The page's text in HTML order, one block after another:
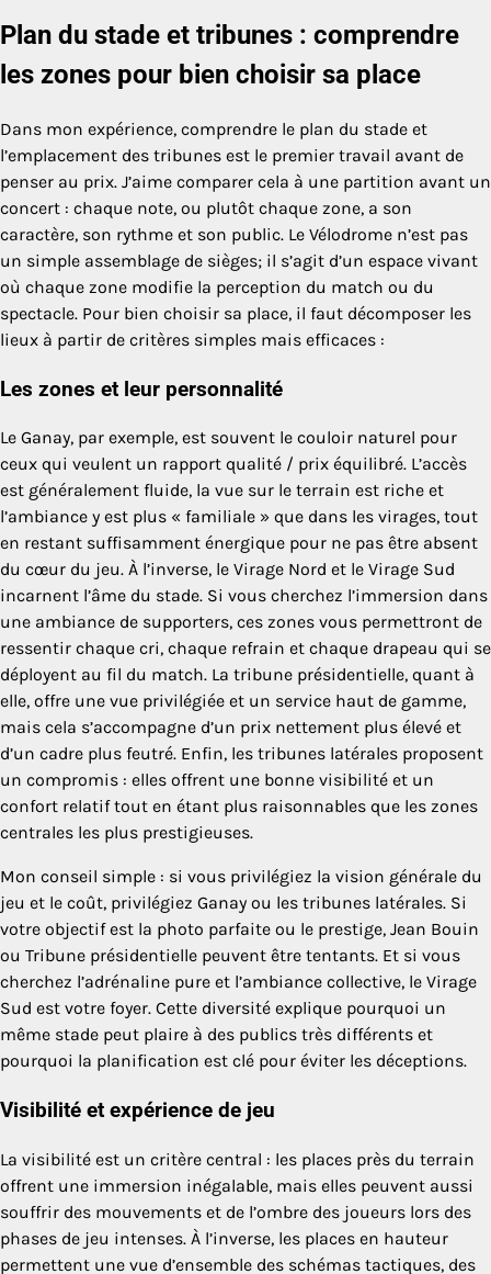
Plan du stade et tribunes : comprendre
les zones pour bien choisir sa place
Dans mon expérience, comprendre le plan du stade et
l’emplacement des tribunes est le premier travail avant de
penser au prix. J’aime comparer cela à une partition avant un
concert : chaque note, ou plutôt chaque zone, a son
caractère, son rythme et son public. Le Vélodrome n’est pas
un simple assemblage de sièges; il s’agit d’un espace vivant
où chaque zone modifie la perception du match ou du
spectacle. Pour bien choisir sa place, il faut décomposer les
lieux à partir de critères simples mais efficaces :
Les zones et leur personnalité
Le Ganay, par exemple, est souvent le couloir naturel pour
ceux qui veulent un rapport qualité / prix équilibré. L’accès
est généralement fluide, la vue sur le terrain est riche et
l’ambiance y est plus « familiale » que dans les virages, tout
en restant suffisamment énergique pour ne pas être absent
du cœur du jeu. À l’inverse, le Virage Nord et le Virage Sud
incarnent l’âme du stade. Si vous cherchez l’immersion dans
une ambiance de supporters, ces zones vous permettront de
ressentir chaque cri, chaque refrain et chaque drapeau qui se
déployent au fil du match. La tribune présidentielle, quant à
elle, offre une vue privilégiée et un service haut de gamme,
mais cela s’accompagne d’un prix nettement plus élevé et
d’un cadre plus feutré. Enfin, les tribunes latérales proposent
un compromis : elles offrent une bonne visibilité et un
confort relatif tout en étant plus raisonnables que les zones
centrales les plus prestigieuses.
Mon conseil simple : si vous privilégiez la vision générale du
jeu et le coût, privilégiez Ganay ou les tribunes latérales. Si
votre objectif est la photo parfaite ou le prestige, Jean Bouin
ou Tribune présidentielle peuvent être tentants. Et si vous
cherchez l’adrénaline pure et l’ambiance collective, le Virage
Sud est votre foyer. Cette diversité explique pourquoi un
même stade peut plaire à des publics très différents et
pourquoi la planification est clé pour éviter les déceptions.
Visibilité et expérience de jeu
La visibilité est un critère central : les places près du terrain
offrent une immersion inégalable, mais elles peuvent aussi
souffrir des mouvements et de l’ombre des joueurs lors des
phases de jeu intenses. À l’inverse, les places en hauteur
permettent une vue d’ensemble des schémas tactiques, des